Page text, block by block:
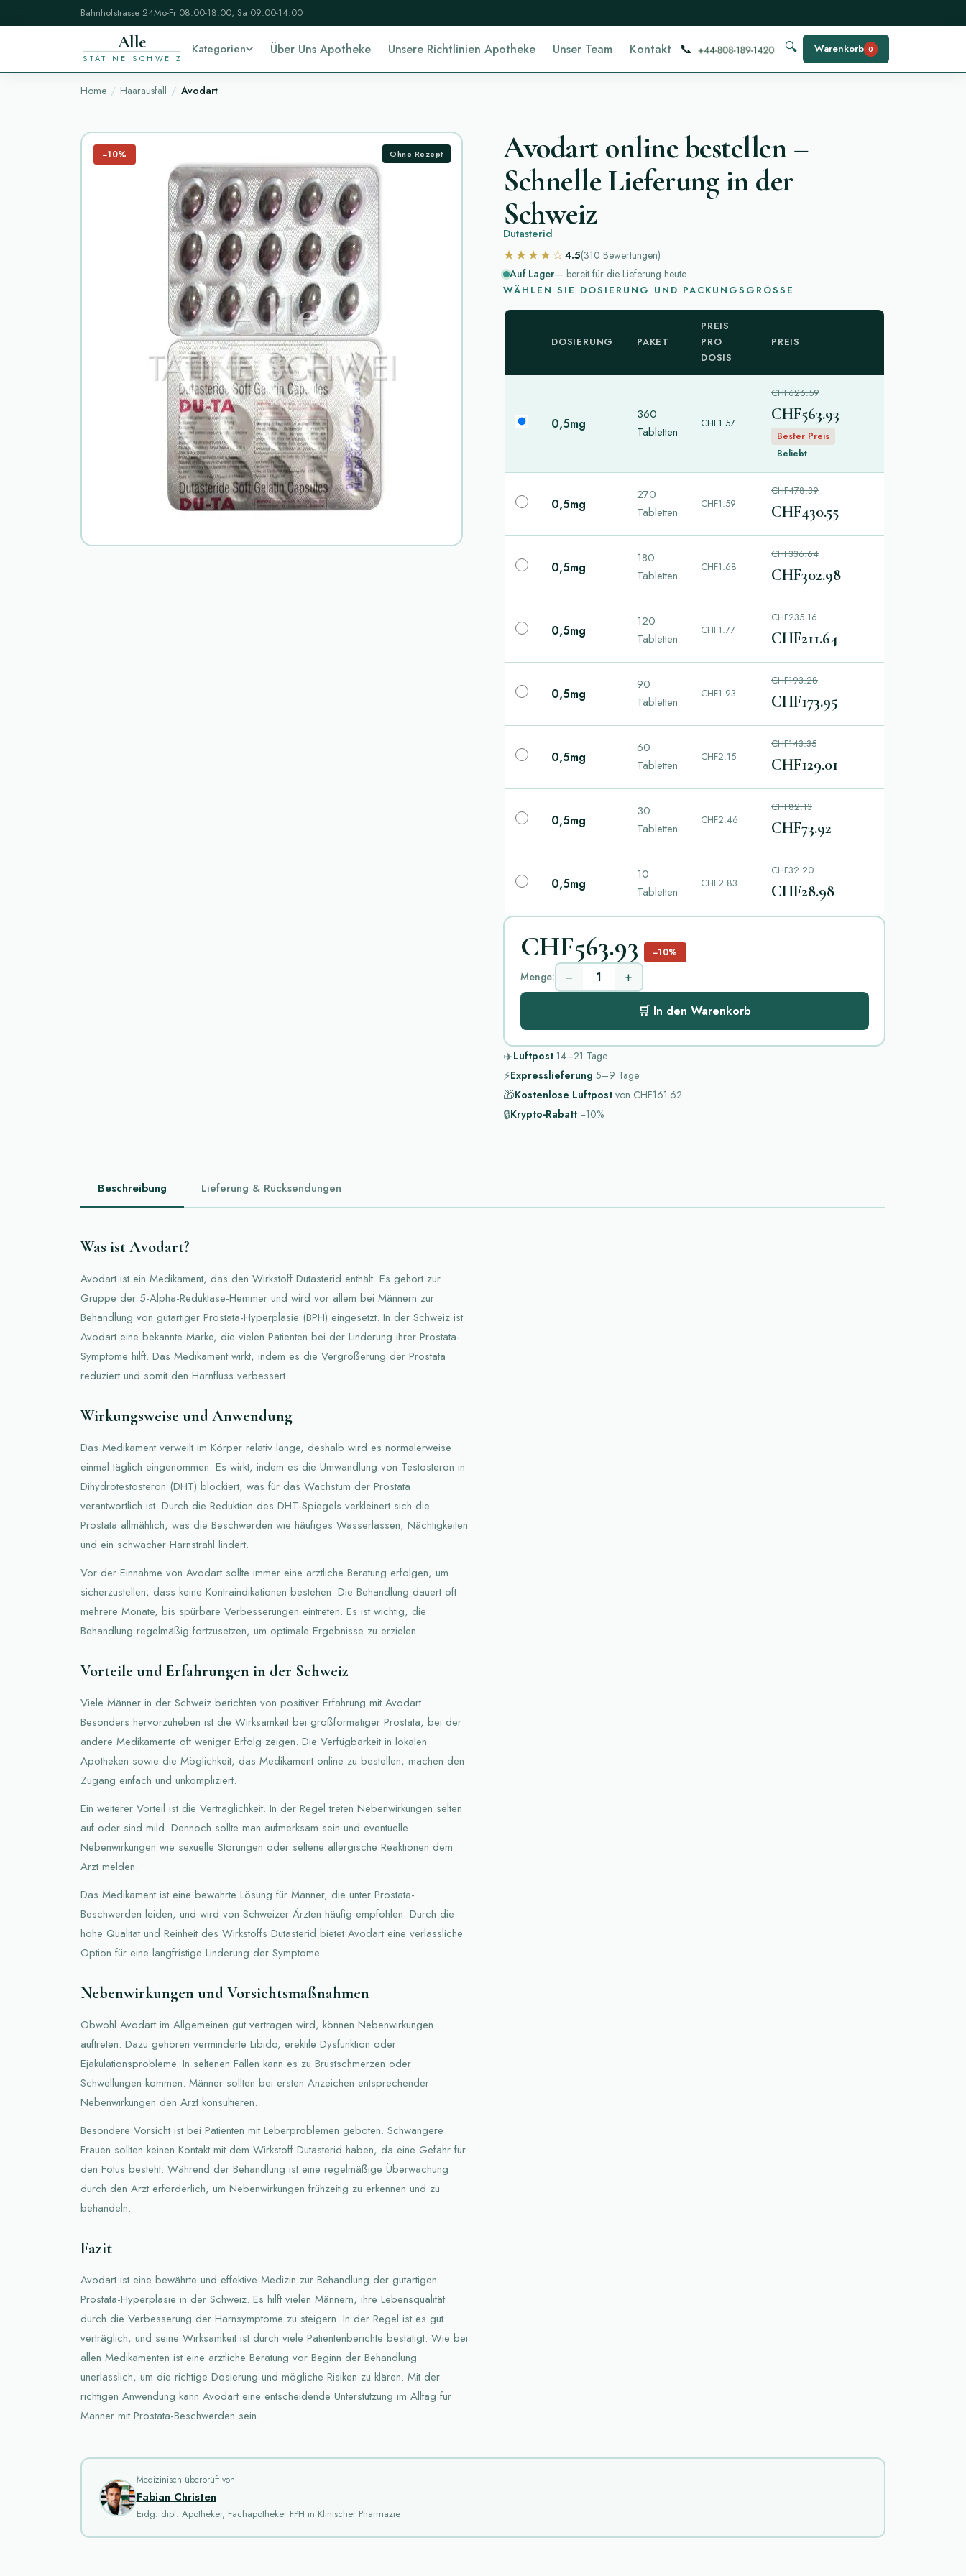
Bahnhofstrasse 24Mo-Fr 08:00-18:00, Sa 09:00-14:00
Alle
STATINE SCHWEIZ
Kategorien Über Uns Apotheke Unsere Richtlinien Apotheke Unser Team Kontakt 📞 🔍 Warenkorb 0
Home Haarausfall Avodart
−10% Ohne Rezept
Avodart online bestellen –
Schnelle Lieferung in der
Schweiz
Dutasterid
★★★★☆4.5(310 Bewertungen)
Auf Lager— bereit für die Lieferung heute
WÄHLEN SIE DOSIERUNG UND PACKUNGSGRÖSSE
DOSIERUNG PAKET
PREIS
PRO
DOSIS
PREIS
0,5mg
360
Tabletten
CHF1.57
CHF626.59
CHF563.93
Bester Preis
Beliebt
0,5mg
270
Tabletten
CHF1.59
CHF478.39
CHF430.55
0,5mg
180
Tabletten
CHF1.68
CHF336.64
CHF302.98
0,5mg
120
Tabletten
CHF1.77
CHF235.16
CHF211.64
0,5mg
90
Tabletten
CHF1.93
CHF193.28
CHF173.95
0,5mg
60
Tabletten
CHF2.15
CHF143.35
CHF129.01
0,5mg
30
Tabletten
CHF2.46
CHF82.13
CHF73.92
0,5mg
10
Tabletten
CHF2.83
CHF32.20
CHF28.98
CHF563.93 −10%
Menge: − +
🛒 In den Warenkorb
✈️Luftpost 14–21 Tage
⚡Expresslieferung 5–9 Tage
🎁Kostenlose Luftpost von CHF161.62
🔒Krypto-Rabatt −10%
Beschreibung Lieferung & Rücksendungen
Was ist Avodart?
Avodart ist ein Medikament, das den Wirkstoff Dutasterid enthält. Es gehört zur
Gruppe der 5-Alpha-Reduktase-Hemmer und wird vor allem bei Männern zur
Behandlung von gutartiger Prostata-Hyperplasie (BPH) eingesetzt. In der Schweiz ist
Avodart eine bekannte Marke, die vielen Patienten bei der Linderung ihrer Prostata-
Symptome hilft. Das Medikament wirkt, indem es die Vergrößerung der Prostata
reduziert und somit den Harnfluss verbessert.
Wirkungsweise und Anwendung
Das Medikament verweilt im Körper relativ lange, deshalb wird es normalerweise
einmal täglich eingenommen. Es wirkt, indem es die Umwandlung von Testosteron in
Dihydrotestosteron (DHT) blockiert, was für das Wachstum der Prostata
verantwortlich ist. Durch die Reduktion des DHT-Spiegels verkleinert sich die
Prostata allmählich, was die Beschwerden wie häufiges Wasserlassen, Nächtigkeiten
und ein schwacher Harnstrahl lindert.
Vor der Einnahme von Avodart sollte immer eine ärztliche Beratung erfolgen, um
sicherzustellen, dass keine Kontraindikationen bestehen. Die Behandlung dauert oft
mehrere Monate, bis spürbare Verbesserungen eintreten. Es ist wichtig, die
Behandlung regelmäßig fortzusetzen, um optimale Ergebnisse zu erzielen.
Vorteile und Erfahrungen in der Schweiz
Viele Männer in der Schweiz berichten von positiver Erfahrung mit Avodart.
Besonders hervorzuheben ist die Wirksamkeit bei großformatiger Prostata, bei der
andere Medikamente oft weniger Erfolg zeigen. Die Verfügbarkeit in lokalen
Apotheken sowie die Möglichkeit, das Medikament online zu bestellen, machen den
Zugang einfach und unkompliziert.
Ein weiterer Vorteil ist die Verträglichkeit. In der Regel treten Nebenwirkungen selten
auf oder sind mild. Dennoch sollte man aufmerksam sein und eventuelle
Nebenwirkungen wie sexuelle Störungen oder seltene allergische Reaktionen dem
Arzt melden.
Das Medikament ist eine bewährte Lösung für Männer, die unter Prostata-
Beschwerden leiden, und wird von Schweizer Ärzten häufig empfohlen. Durch die
hohe Qualität und Reinheit des Wirkstoffs Dutasterid bietet Avodart eine verlässliche
Option für eine langfristige Linderung der Symptome.
Nebenwirkungen und Vorsichtsmaßnahmen
Obwohl Avodart im Allgemeinen gut vertragen wird, können Nebenwirkungen
auftreten. Dazu gehören verminderte Libido, erektile Dysfunktion oder
Ejakulationsprobleme. In seltenen Fällen kann es zu Brustschmerzen oder
Schwellungen kommen. Männer sollten bei ersten Anzeichen entsprechender
Nebenwirkungen den Arzt konsultieren.
Besondere Vorsicht ist bei Patienten mit Leberproblemen geboten. Schwangere
Frauen sollten keinen Kontakt mit dem Wirkstoff Dutasterid haben, da eine Gefahr für
den Fötus besteht. Während der Behandlung ist eine regelmäßige Überwachung
durch den Arzt erforderlich, um Nebenwirkungen frühzeitig zu erkennen und zu
behandeln.
Fazit
Avodart ist eine bewährte und effektive Medizin zur Behandlung der gutartigen
Prostata-Hyperplasie in der Schweiz. Es hilft vielen Männern, ihre Lebensqualität
durch die Verbesserung der Harnsymptome zu steigern. In der Regel ist es gut
verträglich, und seine Wirksamkeit ist durch viele Patientenberichte bestätigt. Wie bei
allen Medikamenten ist eine ärztliche Beratung vor Beginn der Behandlung
unerlässlich, um die richtige Dosierung und mögliche Risiken zu klären. Mit der
richtigen Anwendung kann Avodart eine entscheidende Unterstützung im Alltag für
Männer mit Prostata-Beschwerden sein.
Medizinisch überprüft von
Fabian Christen
Eidg. dipl. Apotheker, Fachapotheker FPH in Klinischer Pharmazie